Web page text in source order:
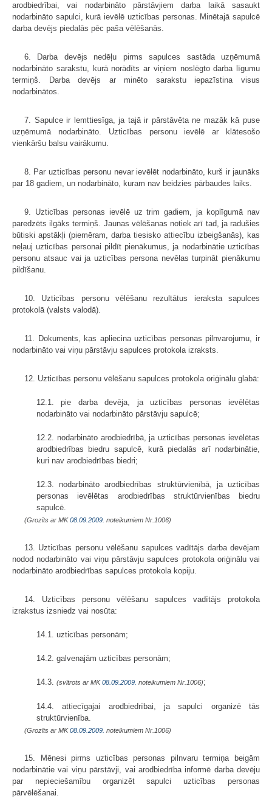
arodbiedrībai, vai nodarbināto pārstāvjiem darba laikā sasaukt
nodarbināto sapulci, kurā ievēlē uzticības personas. Minētajā sapulcē
darba devējs piedalās pēc paša vēlēšanās.
6. Darba devējs nedēļu pirms sapulces sastāda uzņēmumā
nodarbināto sarakstu, kurā norādīts ar viņiem noslēgto darba līgumu
termiņš. Darba devējs ar minēto sarakstu iepazīstina visus
nodarbinātos.
7. Sapulce ir lemttiesīga, ja tajā ir pārstāvēta ne mazāk kā puse
uzņēmumā nodarbināto. Uzticības personu ievēlē ar klātesošo
vienkāršu balsu vairākumu.
8. Par uzticības personu nevar ievēlēt nodarbināto, kurš ir jaunāks
par 18 gadiem, un nodarbināto, kuram nav beidzies pārbaudes laiks.
9. Uzticības personas ievēlē uz trim gadiem, ja koplīgumā nav
paredzēts ilgāks termiņš. Jaunas vēlēšanas notiek arī tad, ja radušies
būtiski apstākļi (piemēram, darba tiesisko attiecību izbeigšanās), kas
neļauj uzticības personai pildīt pienākumus, ja nodarbinātie uzticības
personu atsauc vai ja uzticības persona nevēlas turpināt pienākumu
pildīšanu.
10. Uzticības personu vēlēšanu rezultātus ieraksta sapulces
protokolā (valsts valodā).
11. Dokuments, kas apliecina uzticības personas pilnvarojumu, ir
nodarbināto vai viņu pārstāvju sapulces protokola izraksts.
12. Uzticības personu vēlēšanu sapulces protokola oriģinālu glabā:
12.1. pie darba devēja, ja uzticības personas ievēlētas
nodarbināto vai nodarbināto pārstāvju sapulcē;
12.2. nodarbināto arodbiedrībā, ja uzticības personas ievēlētas
arodbiedrības biedru sapulcē, kurā piedalās arī nodarbinātie,
kuri nav arodbiedrības biedri;
12.3. nodarbināto arodbiedrības struktūrvienībā, ja uzticības
personas ievēlētas arodbiedrības struktūrvienības biedru
sapulcē.
(Grozīts ar MK08.09.2009. noteikumiem Nr.1006)
13. Uzticības personu vēlēšanu sapulces vadītājs darba devējam
nodod nodarbināto vai viņu pārstāvju sapulces protokola oriģinālu vai
nodarbināto arodbiedrības sapulces protokola kopiju.
14. Uzticības personu vēlēšanu sapulces vadītājs protokola
izrakstus izsniedz vai nosūta:
14.1. uzticības personām;
14.2. galvenajām uzticības personām;
14.3. (svītrots ar MK08.09.2009. noteikumiem Nr.1006);
14.4. attiecīgajai arodbiedrībai, ja sapulci organizē tās
struktūrvienība.
(Grozīts ar MK08.09.2009. noteikumiem Nr.1006)
15. Mēnesi pirms uzticības personas pilnvaru termiņa beigām
nodarbinātie vai viņu pārstāvji, vai arodbiedrība informē darba devēju
par nepieciešamību organizēt sapulci uzticības personas
pārvēlēšanai.